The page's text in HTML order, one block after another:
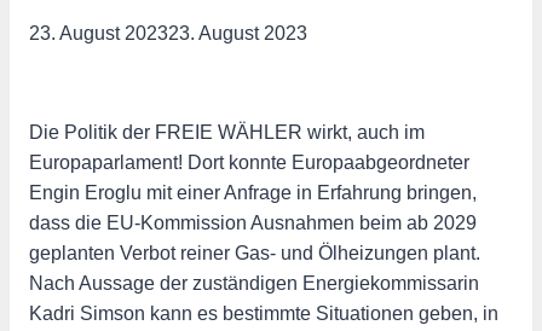
23. August 202323. August 2023
Die Politik der FREIE WÄHLER wirkt, auch im
Europaparlament! Dort konnte Europaabgeordneter
Engin Eroglu mit einer Anfrage in Erfahrung bringen,
dass die EU-Kommission Ausnahmen beim ab 2029
geplanten Verbot reiner Gas- und Ölheizungen plant.
Nach Aussage der zuständigen Energiekommissarin
Kadri Simson kann es bestimmte Situationen geben, in